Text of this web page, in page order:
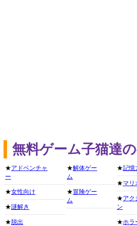
無料ゲーム子猫達
★アドベンチャ
ー
★女性向け
★謎解き
★ 脱出
★解体ゲー
ム
★冒険ゲー
ム
★記憶
★マリ
★アク
ン
★ホラ